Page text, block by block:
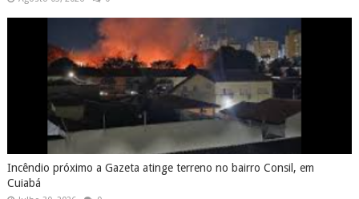
Incêndio próximo a Gazeta atinge terreno no bairro Consil, em
Cuiabá